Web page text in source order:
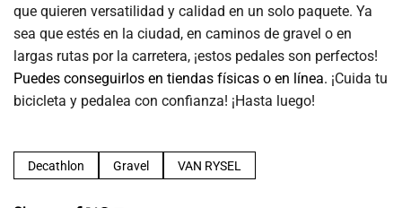
que quieren versatilidad y calidad en un solo paquete. Ya
sea que estés en la ciudad, en caminos de gravel o en
largas rutas por la carretera, ¡estos pedales son perfectos!
Puedes conseguirlos en tiendas físicas o en línea. ¡Cuida tu
bicicleta y pedalea con confianza! ¡Hasta luego!
Decathlon Gravel VAN RYSEL